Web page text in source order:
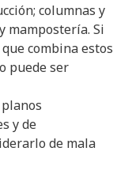
columnas y
mampostería. Si
combina estos
puede ser
y de
de mala